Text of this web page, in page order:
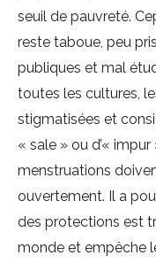
seuil de pauvreté.
reste taboue, peu
publiques et mal
toutes les cultures,
stigmatisées et
« sale » ou d’«
menstruations
ouvertement. Il a
des protections est
monde et empêche